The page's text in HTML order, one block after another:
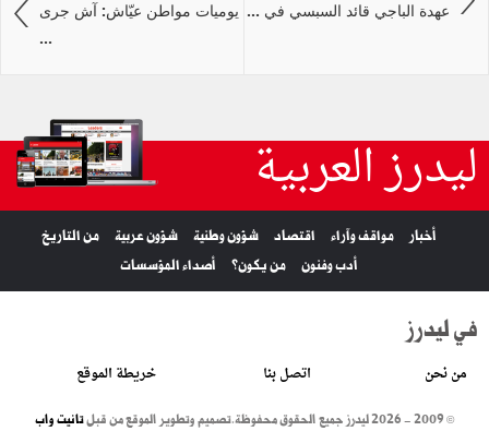
يوميات مواطن عيّاش: آش جرى
...
عهدة الباجي قائد السبسي في ...
ليدرز العربية
أخبار مواقف وآراء اقتصاد شؤون وطنية شؤون عربية
من التاريخ
أدب وفنون
من يكون؟ أصداء المؤسسات
في ليدرز
من نحن اتصل بنا خريطة الموقع
© 2009 - 2026 ليدرز جميع الحقوق محفوظة. تصميم وتطوير الموقع من قبلتانيت واب